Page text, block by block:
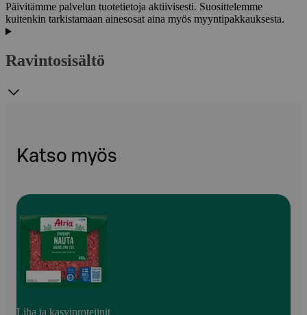
Päivitämme palvelun tuotetietoja aktiivisesti. Suosittelemme
kuitenkin tarkistamaan ainesosat aina myös myyntipakkauksesta.
Ravintosisältö
Katso myös
Liha ja kasviproteiinit